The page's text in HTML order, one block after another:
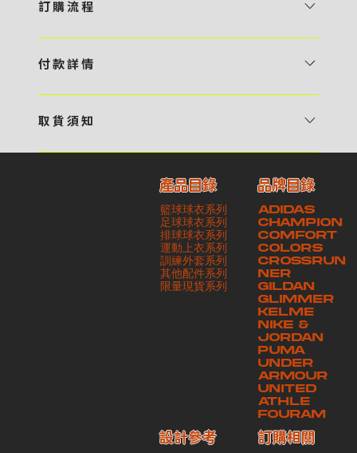
訂 購 流 程
預 約 〉，參看官網上的商品目錄和作品照片去選擇心儀的款式，同時可
報價 貴客可透過電郵方式或 WhatsApp 平台提交定製資料，4AM 團
相關價目，貴客最終確認後將獲取正式完整單據，請安排繳付貨款訂金以
啟動貨品製作 4 / 商品印製 訂金核實後，4AM 團隊將隨即開始製作 5
/ 貨品提取 商品製作完成後，4AM 團隊將聯絡貴客安排貨款餘額及提取
貨品。貴客可選擇最適合的付款方式以及取貨安排
付 款 詳 情
・ Payme ・ 現金機入數 ・ 銀行櫃檯入數 ・ ATM自動櫃員機轉帳 ・
交易單據。如貴客欲更改電郵地址，請與 4AM 團隊聯絡 - 貴客的付款
記錄可透過電郵 或 WhatsApp平台（ 請註明訂單編號 ）交予4AM 團
隊核實有關款項 - 任何轉帳或換匯交易手續費等額外費用，一概不歸屬
本公司之責任 - 貴客請於收獲本公司正式訂購單據後 3 個工作天內安排
付款。如未能按期繳付所需款項，貴客須緻交因逾期所衍生之額外行政費
取 貨 須 知
請與4AM團隊職員聯絡預約取貨時間｜​ ・ GoGoVan ｜即日完成配送
服務｜運費由貴客現金支付司機｜ ・ 順豐速運 ｜貨件運送需要多於2－
3個工作天｜到付｜​ - 貴客請於貨品可取日起之 10 個工作天內安排提取
貨品，如逾期未取，本公司將不予保存相關貨品。有關貨款訂金將不予歸
還，貴客仍須負責貨款餘額 - 貴客請於收貨時小心核對貨品數量及檢查
貨品品質 - 基於 S.F. Express / GoGoVan 等託運商為第三方服務，
本公司將保證貨品安全到達第三方手中。如第三方在運送過程中引致任何
有關貨品之遺失、損毀、誤投或運送延誤，本公司一律不負責
產品目錄
籃球球衣系列
足球球衣系列
排球球衣系列
運動上衣系列
訓練外套系列
其他配件系列
​限量現貨系列
ADIDAS
CHAMPION
COMFORT
COLORS
CROSSRUN
NER
GILDAN
GLIMMER
KELME
NIKE &
JORDAN
PUMA
UNDER
ARMOUR
UNITED
ATHLE
FOURAM
品牌目錄
設計參考 訂購相關